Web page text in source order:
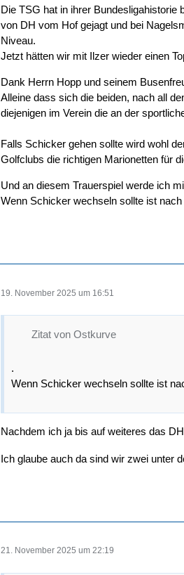
Die TSG hat in ihrer
von DH vom Hof gejagt und bei
Niveau.
Jetzt hätten wir mit Ilzer wieder einen
Dank Herrn Hopp und seinem
Alleine dass sich die beiden, nach all
diejenigen im Verein die an der
Falls Schicker gehen sollte wird wohl
Golfclubs die richtigen Marionetten für
Und an diesem Trauerspiel werde ich
Wenn Schicker wechseln sollte ist
19. November 2025 um 16:51
Zitat von Ostkurve
.
Wenn Schicker wechseln sollte ist
Nachdem ich ja bis auf weiteres das
Ich glaube auch da sind wir zwei unter
21. November 2025 um 22:19